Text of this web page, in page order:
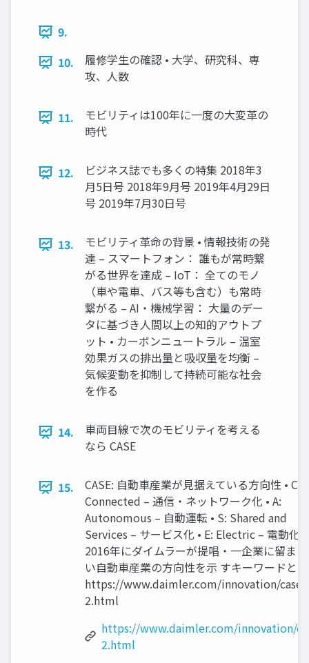
9.
10.
履修学生の確認 • 大学、研究科、専
攻、人数
11.
モビリティは100年に一度の大変革の
時代
12.
ビジネス誌でも多くの特集 2018年3
月5日号 2018年9月号 2019年4月29日
号 2019年7月30日号
13.
モビリティ革命の背景 • 情報技術の発
達 – スマートフォン： 誰もが常時繋
がる世界を達成 – IoT： 全てのモノ
（車や電車、バス等も含む）も常時
繋がる – AI・機械学習： 大量のデー
タに基づき人間以上の知的アウトプ
ット • カーボンニュートラル – 温室
効果ガスの排出量と吸収量を均衡 –
気候変動を抑制して持続可能な社会
を作る
14.
車両目線で次のモビリティを考える
なら CASE
15.
CASE: 自動車産業が見据えている方向性 • C:
Connected – 通信・ネットワーク化 • A:
Autonomous – 自動運転 • S: Shared and
Services – サービス化 • E: Electric – 電動化 •
2016年にダイムラーが提唱・一企業に留ま
い自動車産業の方向性を示 すキーワードと
https://www.daimler.com/innovation/case-
2.html
https://www.daimler.com/innovation/
2.html